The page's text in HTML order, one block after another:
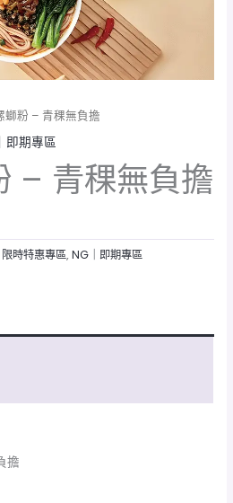
螄粉 – 青稞無負擔
即期專區
– 青稞無負擔
限時特惠專區,NG｜即期專區
擔